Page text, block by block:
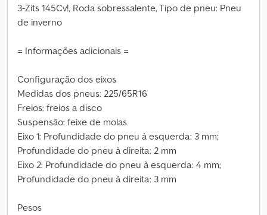
3-Zits 145Cv!, Roda sobressalente, Tipo de pneu: Pneu
de inverno
= Informações adicionais =
Configuração dos eixos
Medidas dos pneus: 225/65R16
Freios: freios a disco
Suspensão: feixe de molas
Eixo 1: Profundidade do pneu à esquerda: 3 mm;
Profundidade do pneu à direita: 2 mm
Eixo 2: Profundidade do pneu à esquerda: 4 mm;
Profundidade do pneu à direita: 3 mm
Pesos